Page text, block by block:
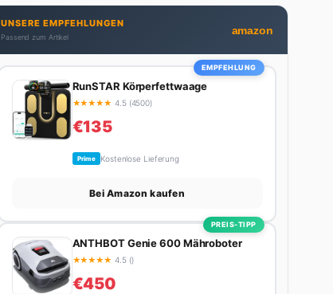
UNSERE EMPFEHLUNGEN
Passend zum Artikel
amazon
EMPFEHLUNG
RunSTAR Körperfettwaage
★★★★★ 4.5 (4500)
€135
Prime Kostenlose Lieferung
Bei Amazon kaufen
PREIS-TIPP
ANTHBOT Genie 600 Mähroboter
★★★★★ 4.5 ()
€450